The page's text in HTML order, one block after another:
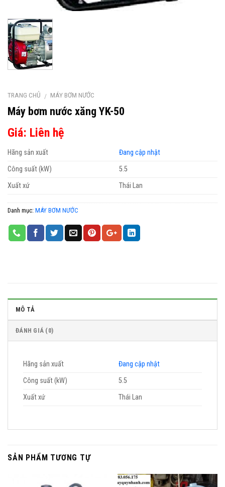
TRANG CHỦ / MÁY BƠM NƯỚC
Máy bơm nước xăng YK-50
Giá: Liên hệ
Hãng sản xuất
Đang cập nhật
Công suất (kW)
5.5
Xuất xứ
Thái Lan
Danh mục: MÁY BƠM NƯỚC
MÔ TẢ
ĐÁNH GIÁ (0)
Hãng sản xuất
Đang cập nhật
Công suất (kW)
5.5
Xuất xứ
Thái Lan
SẢN PHẨM TƯƠNG TỰ